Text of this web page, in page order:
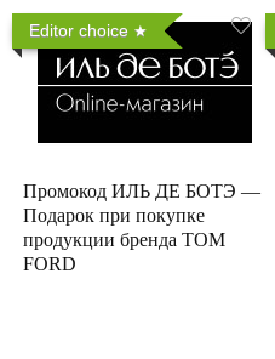
Editor choice
Промокод ИЛЬ ДЕ БОТЭ —
Подарок при покупке
продукции бренда TOM
FORD